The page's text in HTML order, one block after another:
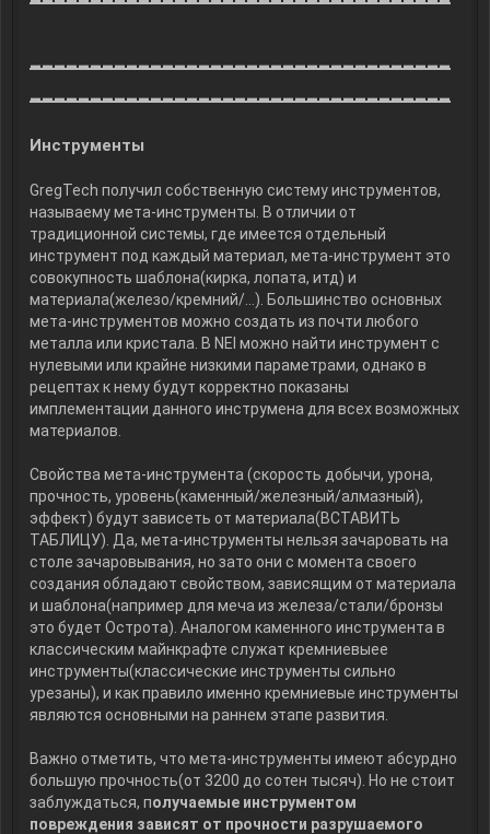
___________________________________
___________________________________
Инструменты
GregTech получил собственную систему инструментов,
называему мета-инструменты. В отличии от
традиционной системы, где имеется отдельный
инструмент под каждый материал, мета-инструмент это
совокупность шаблона(кирка, лопата, итд) и
материала(железо/кремний/...). Большинство основных
мета-инструментов можно создать из почти любого
металла или кристала. В NEI можно найти инструмент с
нулевыми или крайне низкими параметрами, однако в
рецептах к нему будут корректно показаны
имплементации данного инструмена для всех возможных
материалов.
Свойства мета-инструмента (скорость добычи, урона,
прочность, уровень(каменный/железный/алмазный),
эффект) будут зависеть от материала(ВСТАВИТЬ
ТАБЛИЦУ). Да, мета-инструменты нельзя зачаровать на
столе зачаровывания, но зато они с момента своего
создания обладают свойством, зависящим от материала
и шаблона(например для меча из железа/стали/бронзы
это будет Острота). Аналогом каменного инструмента в
классическим майнкрафте служат кремниевыее
инструменты(классические инструменты сильно
урезаны), и как правило именно кремниевые инструменты
являются основными на раннем этапе развития.
Важно отметить, что мета-инструменты имеют абсурдно
большую прочность(от 3200 до сотен тысяч). Но не стоит
заблуждаться, получаемые инструментом
повреждения зависят от прочности разрушаемого